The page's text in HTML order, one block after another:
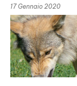
17 Gennaio 2020